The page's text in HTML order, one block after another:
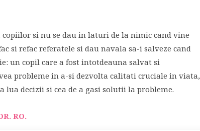
si nu se dau in laturi de la nimic cand vine
si refac referatele si dau navala sa-i salveze cand
un copil care a fost intotdeauna salvat si
probleme in a-si dezvolta calitati cruciale in viata,
lua decizii si cea de a gasi solutii la probleme.
RO.